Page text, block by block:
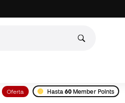
Oferta Hasta 60 Member Points